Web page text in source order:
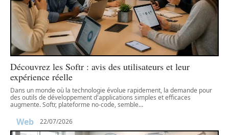
Découvrez les Softr : avis des utilisateurs et leur
expérience réelle
Dans un monde où la technologie évolue rapidement, la demande pour
des outils de développement d'applications simples et efficaces
augmente. Softr, plateforme no-code, semble…
Web 22/07/2026